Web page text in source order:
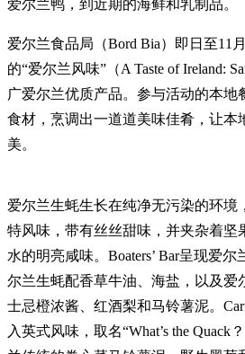
爱尔兰鸭，到近期的海鲜和乳制品。
爱尔兰食品局（Bord Bia）即日至11
的“爱尔兰风味”（A Taste of Ireland:
广爱尔兰优质产品。参与活动的本地
食材，烹调出一道道美味佳肴，让本
美。
爱尔兰生蚝生长在纯净无污染的环境
特风味，带有丝丝甜味，并夹杂着坚
水的明亮咸味。Boaters’ Bar呈现爱
尔兰生蚝配香草牛油、海盐，以及爱
士忌橙浓酱、红酒梨和马铃薯泥。
入英式风味，取名“What’s the Quack